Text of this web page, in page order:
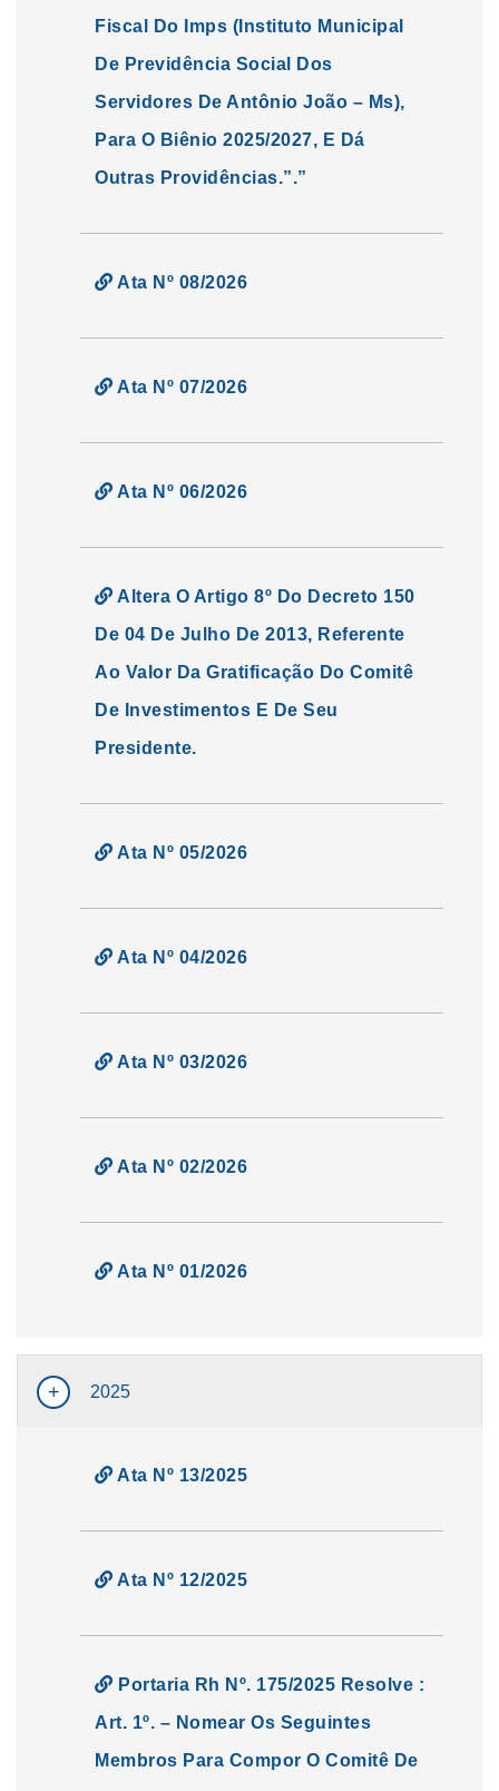
Fiscal Do Imps (Instituto Municipal
De Previdência Social Dos
Servidores De Antônio João – Ms),
Para O Biênio 2025/2027, E Dá
Outras Providências.”.”
Ata Nº 08/2026
Ata Nº 07/2026
Ata Nº 06/2026
Altera O Artigo 8º Do Decreto 150
De 04 De Julho De 2013, Referente
Ao Valor Da Gratificação Do Comitê
De Investimentos E De Seu
Presidente.
Ata Nº 05/2026
Ata Nº 04/2026
Ata Nº 03/2026
Ata Nº 02/2026
Ata Nº 01/2026
2025
Ata Nº 13/2025
Ata Nº 12/2025
Portaria Rh Nº. 175/2025 Resolve :
Art. 1º. – Nomear Os Seguintes
Membros Para Compor O Comitê De